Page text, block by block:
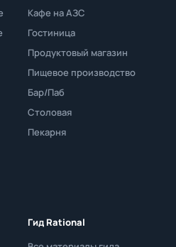
Кафе на АЗС
Гостиница
Продуктовый магазин
Пищевое производство
Бар/Паб
Столовая
Пекарня
Гид Rational